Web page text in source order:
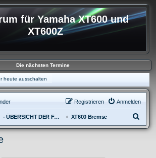
für Yamaha XT600 und
XT600Z
Die nächsten Termine
heute ausschalten
Anmelden
Registrieren
- ÜBERSICHT DER FOREN XT600 XT600 Bremse
u